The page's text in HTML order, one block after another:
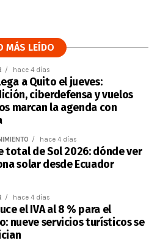
MÁS LEÍDO
hace 4 días
a Quito el jueves:
ciberdefensa y vuelos
marcan la agenda con
hace 4 días
total de Sol 2026: dónde ver
solar desde Ecuador
hace 4 días
el IVA al 8 % para el
nueve servicios turísticos se